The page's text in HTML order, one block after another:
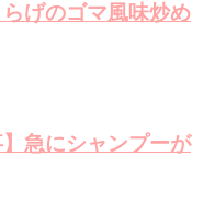
げのゴマ風味炒め
急にシャンプーが